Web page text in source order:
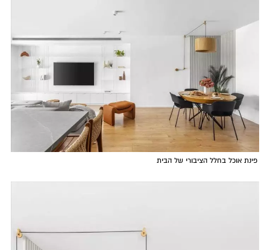
פינת אוכל בחלל הציבורי של הבית